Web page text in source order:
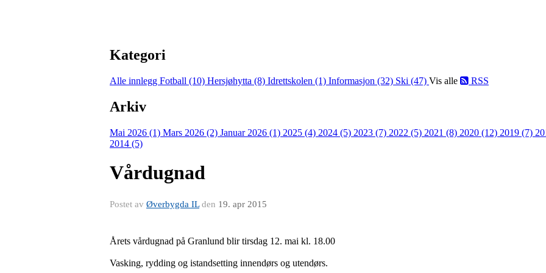
Kategori
Alle innlegg Fotball (10) Hersjøhytta (8) Idrettskolen (1) Informasjon (32) Ski (47) Vis alle RSS
Arkiv
Mai 2026 (1) Mars 2026 (2) Januar 2026 (1) 2025 (4) 2024 (5) 2023 (7) 2022 (5) 2021 (8) 2020 (12) 2019 (7)
2014 (5)
Vårdugnad
Postet av Øverbygda ILden 19. apr 2015
Årets vårdugnad på Granlund blir tirsdag 12. mai kl. 18.00
Vasking, rydding og istandsetting innendørs og utendørs.